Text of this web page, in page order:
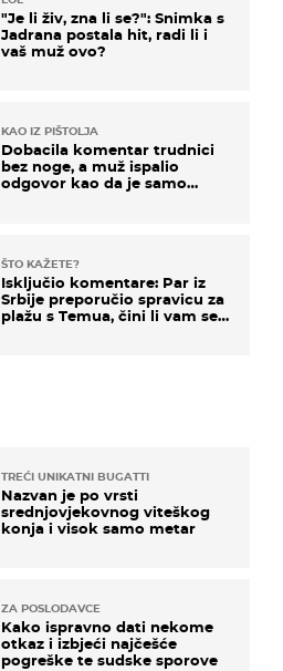
"Je li živ, zna li se?": Snimka s
Jadrana postala hit, radi li i
vaš muž ovo?
KAO IZ PIŠTOLJA
Dobacila komentar trudnici
bez noge, a muž ispalio
odgovor kao da je samo
ŠTO KAŽETE?
Isključio komentare: Par iz
Srbije preporučio spravicu za
plažu s Temua, čini li vam se
TREĆI UNIKATNI BUGATTI
Nazvan je po vrsti
srednjovjekovnog viteškog
konja i visok samo metar
ZA POSLODAVCE
Kako ispravno dati nekome
otkaz i izbjeći najčešće
pogreške te sudske sporove